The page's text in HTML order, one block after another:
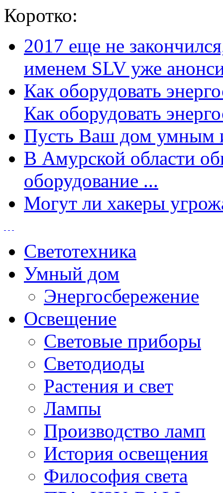
Коротко:
2017 еще не
именем SLV уже
Как оборудовать
Как оборудовать
Пусть Ваш дом умным
В Амурской области
оборудование ...
Могут ли хакеры
Светотехника
Умный дом
Энергосбережение
Освещение
Световые приборы
Светодиоды
Растения и свет
Лампы
Производство ламп
История освещения
Философия света